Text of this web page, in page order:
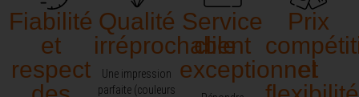
Fiabilité
et
respect
Qualité
irréprochable
Une impression
parfaite (couleurs
Service
client
exceptionnel​
Prix
et